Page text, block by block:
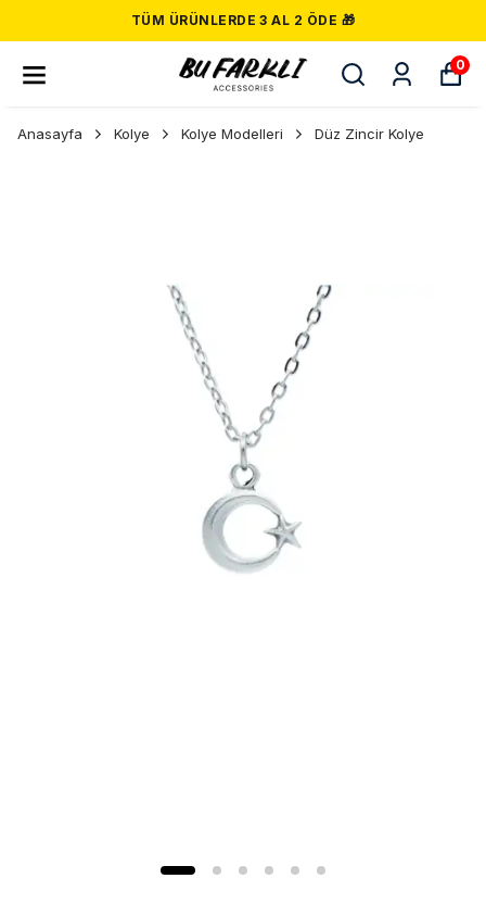
TÜM ÜRÜNLERDE 3 AL 2 ÖDE 🎁
0
Anasayfa Kolye Kolye Modelleri Düz Zincir Kolye